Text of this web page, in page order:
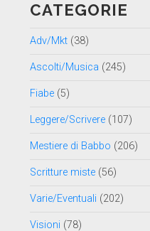
CATEGORIE
Adv/Mkt(38)
Ascolti/Musica (245)
Fiabe(5)
Leggere/Scrivere(107)
Mestiere di Babbo (206)
Scritture miste(56)
Varie/Eventuali (202)
Visioni (78)